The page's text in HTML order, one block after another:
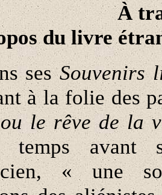
À
du livre
sesSouvenirs
à la folie des
le rêve de la
temps avant
« une